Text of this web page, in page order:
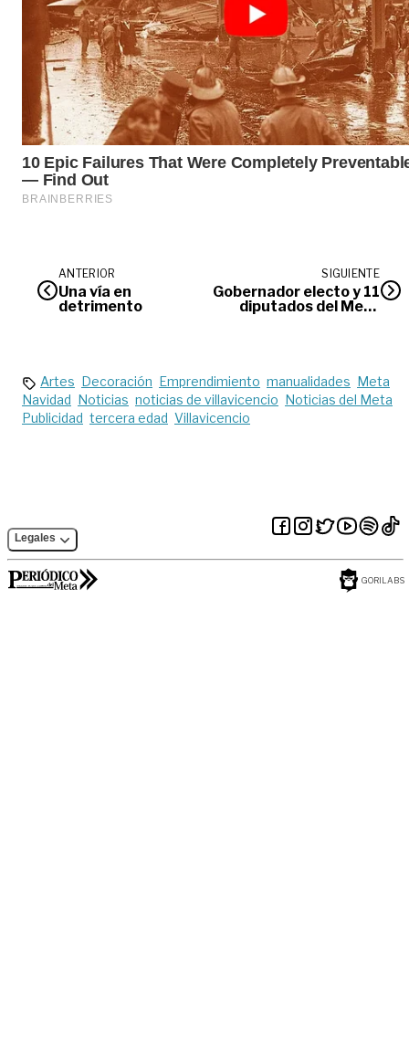
ANTERIOR
Una vía en
detrimento
SIGUIENTE
Gobernador electo y 11
diputados del Meta
Artes Decoración Emprendimiento manualidades Meta
Navidad Noticias noticias de villavicencio Noticias del Meta
Publicidad tercera edad Villavicencio
Legales
GORILABS